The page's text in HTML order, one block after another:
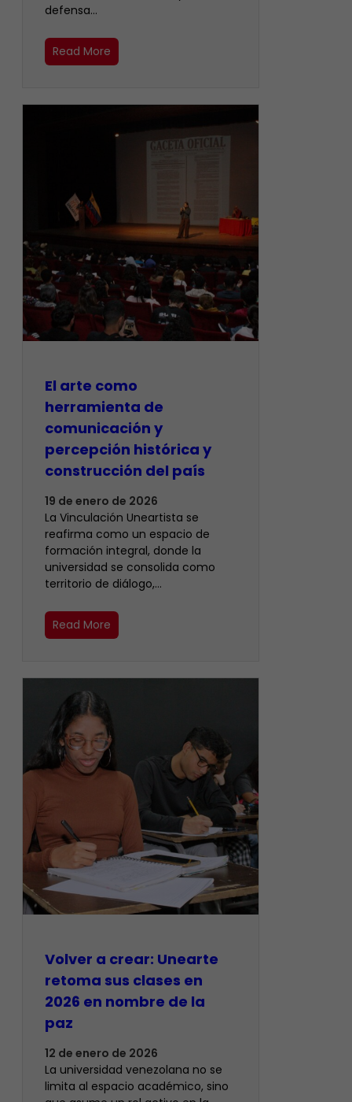
defensa…
Read More
El arte como
herramienta de
comunicación y
percepción histórica y
construcción del país
19 de enero de 2026
La Vinculación Uneartista se
reafirma como un espacio de
formación integral, donde la
universidad se consolida como
territorio de diálogo,…
Read More
Volver a crear: Unearte
retoma sus clases en
2026 en nombre de la
paz
12 de enero de 2026
La universidad venezolana no se
limita al espacio académico, sino